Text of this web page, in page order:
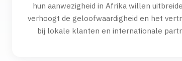
hun aanwezigheid in Afrika willen
verhoogt de geloofwaardigheid en het
bij lokale klanten en internationale